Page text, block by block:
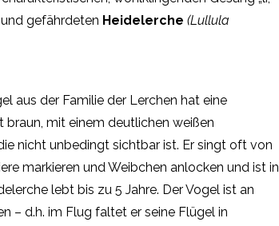
gefährdeten Heidelerche (Lullula
aus der Familie der Lerchen hat eine
mit einem deutlichen weißen
nicht unbedingt sichtbar ist. Er singt oft von
markieren und Weibchen anlocken und ist in
lebt bis zu 5 Jahre. Der Vogel ist an
– d.h. im Flug faltet er seine Flügel in